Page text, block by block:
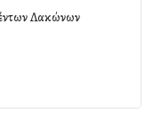
Λακώνων